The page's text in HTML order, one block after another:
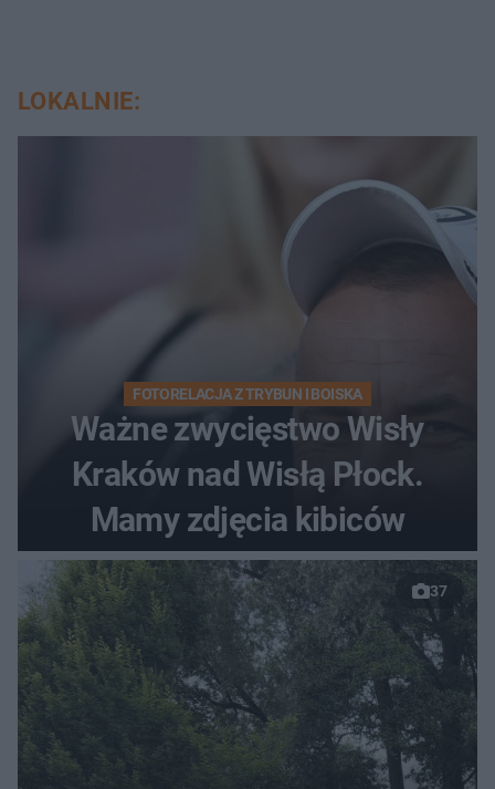
LOKALNIE:
FOTORELACJA Z TRYBUN I BOISKA
Ważne zwycięstwo Wisły
Kraków nad Wisłą Płock.
Mamy zdjęcia kibiców
37